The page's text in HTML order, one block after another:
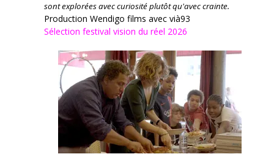
sont explorées avec curiosité plutôt qu'avec crainte.
Production Wendigo films avec vià93
Sélection festival vision du réel 2026